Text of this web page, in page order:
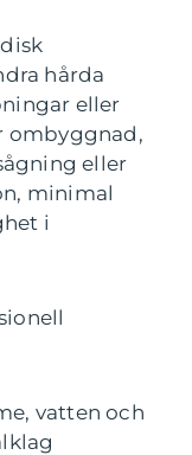
hårda
eller
ombyggnad,
eller
minimal
i
vatten och